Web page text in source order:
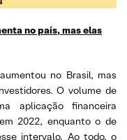
no país, mas elas
no Brasil, mas
O volume de
aplicação financeira
2022, enquanto o de
intervalo. Ao todo, o